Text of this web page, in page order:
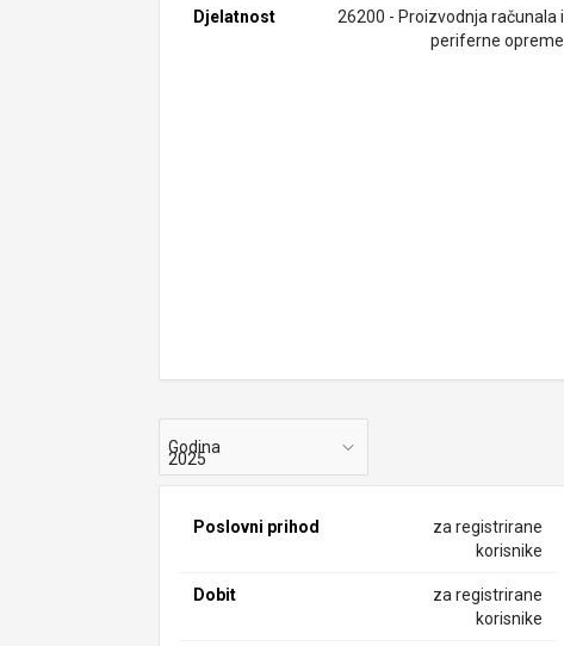
Djelatnost
26200 - Proizvodnja računala i
periferne opreme
Godina
Poslovni prihod
za registrirane
korisnike
Dobit
za registrirane
korisnike